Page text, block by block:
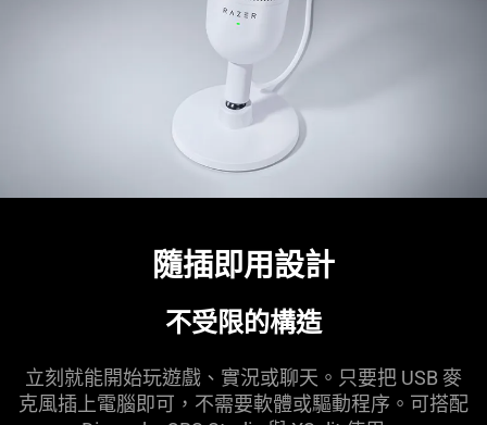
隨插即用設計
不受限的構造
立刻就能開始玩遊戲、實況或聊天。只要把 USB 麥
克風插上電腦即可，不需要軟體或驅動程序。可搭配